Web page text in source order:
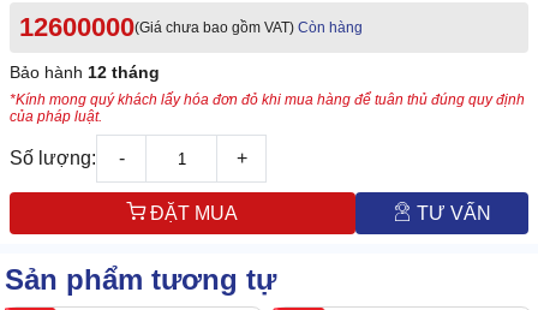
12600000(Giá chưa bao gồm VAT) Còn hàng
Bảo hành 12 tháng
*Kính mong quý khách lấy hóa đơn đỏ khi mua hàng để tuân thủ đúng quy định
của pháp luật.
Số lượng: - +
ĐẶT MUA TƯ VẤN
Sản phẩm tương tự